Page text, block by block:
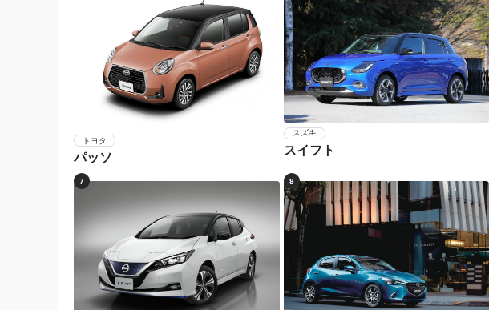
トヨタ
パッソ
スズキ
スイフト
7 8